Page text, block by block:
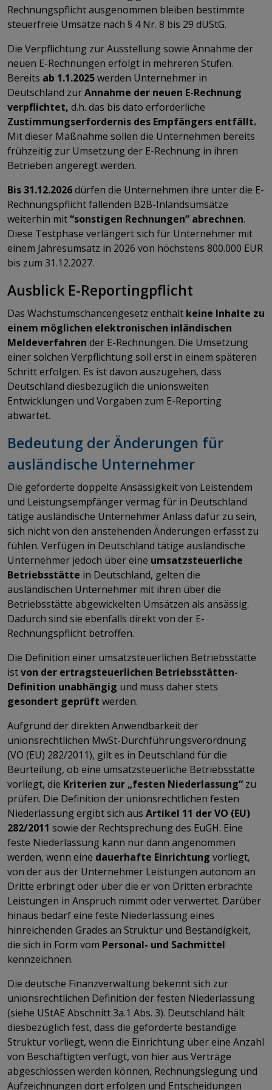
Rechnungspflicht ausgenommen bleiben bestimmte
steuerfreie Umsätze nach § 4 Nr. 8 bis 29 dUStG.
Die Verpflichtung zur Ausstellung sowie Annahme der
neuen E-Rechnungen erfolgt in mehreren Stufen.
Bereits ab 1.1.2025werden Unternehmer in
Deutschland zurAnnahme der neuen E-Rechnung
verpflichtet, d.h. das bis dato erforderliche
Zustimmungserfordernis des Empfängers entfällt.
Mit dieser Maßnahme sollen die Unternehmen bereits
frühzeitig zur Umsetzung der E-Rechnung in ihren
Betrieben angeregt werden.
Bis 31.12.2026dürfen die Unternehmen ihre unter die E-
Rechnungspflicht fallenden B2B-Inlandsumsätze
weiterhin mit“sonstigen Rechnungen” abrechnen.
Diese Testphase verlängert sich für Unternehmer mit
einem Jahresumsatz in 2026 von höchstens 800.000 EUR
bis zum 31.12.2027.
Ausblick E-Reportingpflicht
Das Wachstumschancengesetz enthält keine Inhalte zu
einem möglichen elektronischen inländischen
Meldeverfahren der E-Rechnungen. Die Umsetzung
einer solchen Verpflichtung soll erst in einem späteren
Schritt erfolgen. Es ist davon auszugehen, dass
Deutschland diesbezüglich die unionsweiten
Entwicklungen und Vorgaben zum E-Reporting
abwartet.
Bedeutung der Änderungen für
ausländische Unternehmer
Die geforderte doppelte Ansässigkeit von Leistendem
und Leistungsempfänger vermag für in Deutschland
tätige ausländische Unternehmer Anlass dafür zu sein,
sich nicht von den anstehenden Änderungen erfasst zu
fühlen. Verfügen in Deutschland tätige ausländische
Unternehmer jedoch über eine umsatzsteuerliche
Betriebsstätte in Deutschland, gelten die
ausländischen Unternehmer mit ihren über die
Betriebsstätte abgewickelten Umsätzen als ansässig.
Dadurch sind sie ebenfalls direkt von der E-
Rechnungspflicht betroffen.
Die Definition einer umsatzsteuerlichen Betriebsstätte
istvon der ertragsteuerlichen Betriebsstätten-
Definition unabhängig und muss daher stets
gesondert geprüft werden.
Aufgrund der direkten Anwendbarkeit der
unionsrechtlichen MwSt-Durchführungsverordnung
(VO (EU) 282/2011), gilt es in Deutschland für die
Beurteilung, ob eine umsatzsteuerliche Betriebsstätte
vorliegt, die Kriterien zur „festen Niederlassung“ zu
prüfen. Die Definition der unionsrechtlichen festen
Niederlassung ergibt sich aus Artikel 11 der VO (EU)
282/2011 sowie der Rechtsprechung des EuGH. Eine
feste Niederlassung kann nur dann angenommen
werden, wenn eine dauerhafte Einrichtung vorliegt,
von der aus der Unternehmer Leistungen autonom an
Dritte erbringt oder über die er von Dritten erbrachte
Leistungen in Anspruch nimmt oder verwertet. Darüber
hinaus bedarf eine feste Niederlassung eines
hinreichenden Grades an Struktur und Beständigkeit,
die sich in Form vom Personal- und Sachmittel
kennzeichnen.
Die deutsche Finanzverwaltung bekennt sich zur
unionsrechtlichen Definition der festen Niederlassung
(siehe UStAE Abschnitt 3a.1 Abs. 3). Deutschland hält
diesbezüglich fest, dass die geforderte beständige
Struktur vorliegt, wenn die Einrichtung über eine Anzahl
von Beschäftigten verfügt, von hier aus Verträge
abgeschlossen werden können, Rechnungslegung und
Aufzeichnungen dort erfolgen und Entscheidungen